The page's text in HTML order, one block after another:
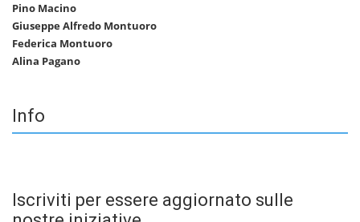
Pino Macino
Giuseppe Alfredo Montuoro
Federica Montuoro
Alina Pagano
Info
Iscriviti per essere aggiornato sulle